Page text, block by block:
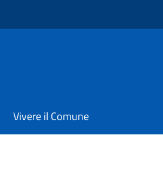
Vivere il Comune